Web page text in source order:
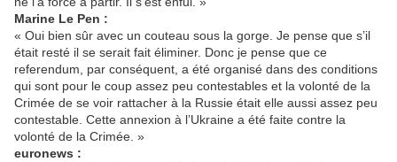
Marine Le Pen :
« Oui bien sûr avec un couteau sous la gorge. Je pense que s’il
était resté il se serait fait éliminer. Donc je pense que ce
referendum, par conséquent, a été organisé dans des conditions
qui sont pour le coup assez peu contestables et la volonté de la
Crimée de se voir rattacher à la Russie était elle aussi assez peu
contestable. Cette annexion à l’Ukraine a été faite contre la
volonté de la Crimée. »
euronews :